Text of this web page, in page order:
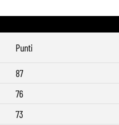
Punti
87
76
73